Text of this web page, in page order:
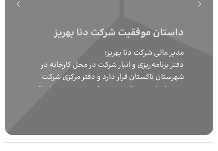
داستان موفقیت شرکت دنا بهریز
مدیر مالی شرکت دنا بهریز؛
دفتر برنامه‌ریزی و انبار شرکت در محل کارخانه در
شهرستان تاکستان قرار دارد و دفتر مرکزی شرکت
در تهران است. علاوه بر سهولت دسترسی در لحظه
کاربران بین کارخانه و دفتر مرکزی داشته است.